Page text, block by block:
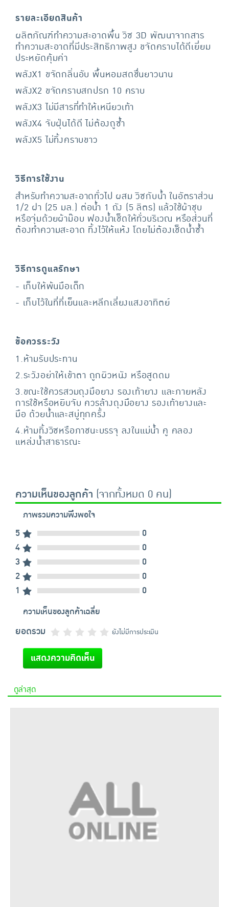
รายละเอียดสินค้า
ผลิตภัณฑ์ทำความสะอาดพื้น วิซ 3D พัฒนาจากสาร
ทำความสะอาดที่มีประสิทธิภาพสูง ขจัดคราบได้ดีเยี่ยม
ประหยัดคุ้มค่า
พลังX1 ขจัดกลิ่นอับ พื้นหอมสดชื่นยาวนาน
พลังX2 ขจัดคราบสกปรก 10 คราบ
พลังX3 ไม่มีสารที่ทำให้เหนียวเท้า
พลังX4 จับฝุ่นได้ดี ไม่ต้องถูซ้ำ
พลังX5 ไม่ทิ้งคราบขาว
วิธีการใช้งาน
สำหรับทำความสะอาดทั่วไป ผสม วิซกับน้ำ ในอัตราส่วน
1/2 ฝา (25 มล.) ต่อน้ำ 1 ถัง (5 ลิตร) แล้วใช้ผ้าชุบ
หรือจุ่มด้วยผ้าม๊อบ ฟองน้ำเช็ดให้ทั่วบริเวณ หรือส่วนที่
ต้องทำความสะอาด ทิ้งไว้ให้แห้ง โดยไม่ต้องเช็ดน้ำซ้ำ
วิธีการดูแลรักษา
- เก็บให้พ้นมือเด็ก
- เก็บไว้ในที่ที่เย็นและหลีกเลี่ยงแสงอาทิตย์
ข้อควรระวัง
1.ห้ามรับประทาน
2.ระวังอย่าให้เข้าตา ถูกผิวหนัง หรือสูดดม
3.ขณะใช้ควรสวมถุงมือยาง รองเท้ายาง และภายหลัง
การใช้หรือหยิบจับ ควรล้างถุงมือยาง รองเท้ายางและ
มือ ด้วยน้ำและสบู่ทุกครั้ง
4.ห้ามทิ้งวิซหรือภาชนะบรรจุ ลงในแม่น้ำ คู คลอง
แหล่งน้ำสาธารณะ
ความเห็นของลูกค้า (จากทั้งหมด 0 คน)
ภาพรวมความพึงพอใจ
5
0
4
0
3
0
2
0
1
0
ความเห็นของลูกค้าเฉลี่ย
ยอดรวม ยังไม่มีการประเมิน
แสดงความคิดเห็น
ดูล่าสุด